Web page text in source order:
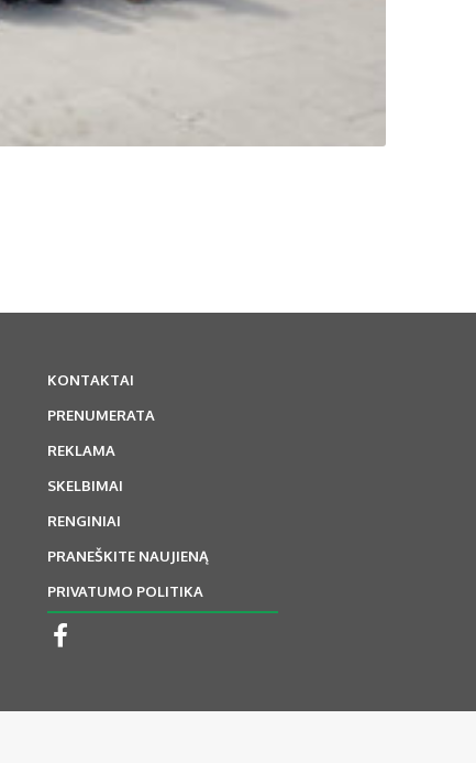
KONTAKTAI
PRENUMERATA
REKLAMA
SKELBIMAI
RENGINIAI
PRANEŠKITE NAUJIENĄ
PRIVATUMO POLITIKA